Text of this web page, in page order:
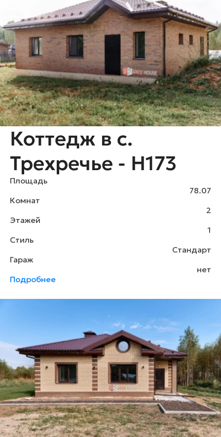
Коттедж в с.
Трехречье - H173
Площадь
78.07
Комнат
2
Этажей
1
Стиль
Стандарт
Гараж
нет
Подробнее